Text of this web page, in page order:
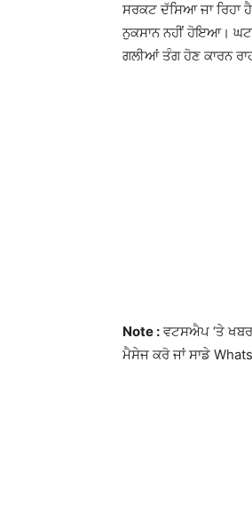
ਸਰਕਟ ਦੱਸਿਆ ਜਾ ਰਿਹਾ
ਨੁਕਸਾਨ ਨਹੀਂ ਹੋਇਆ।
ਗਲੀਆਂ ਤੰਗ ਹੋਣ ਕਾਰਨ
Note : ਵਟਸਐਪ ‘ਤੇ
ਮੈਸੇਜ ਕਰੋ ਜਾਂ ਸਾਡੇ